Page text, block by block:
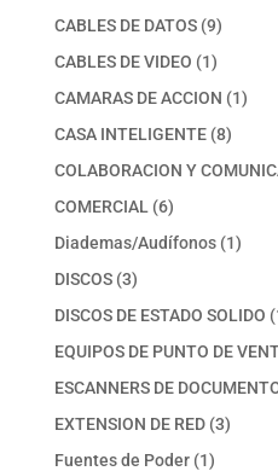
CABLES DE DATOS 99
CABLES DE VIDEO 11
producto
CAMARAS DE ACCION 11
CASA INTELIGENTE 88
COLABORACION Y
COMERCIAL 66
productos
Diademas/Audífonos 11
DISCOS 33
productos
DISCOS DE ESTADO SOLIDO
EQUIPOS DE PUNTO DE
ESCANNERS DE
EXTENSION DE RED 33
Fuentes de Poder 11